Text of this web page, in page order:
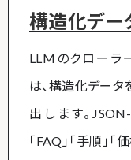
構造化デー
LLMのクローラ
は、構造化デー
出します。
「FAQ」「手順」